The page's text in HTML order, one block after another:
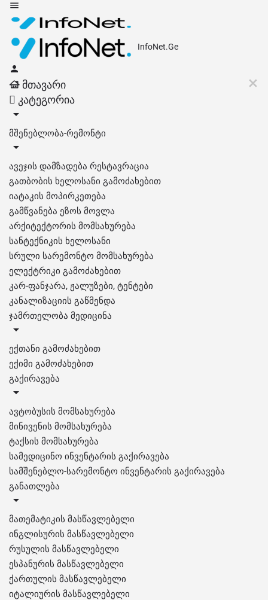
InfoNet.Ge
მთავარი
კატეგორია
მშენებლობა-რემონტი
ავეჯის დამზადება რესტავრაცია
გათბობის ხელოსანი გამოძახებით
იატაკის მოპირკეთება
გამწვანება ეზოს მოვლა
არქიტექტორის მომსახურება
სანტექნიკის ხელოსანი
სრული სარემონტო მომსახურება
ელექტრიკი გამოძახებით
კარ-ფანჯარა, ჟალუზები, ტენტები
კანალიზაციის გაწმენდა
ჯამრთელობა მედიცინა
ექთანი გამოძახებით
ექიმი გამოძახებით
გაქირავება
ავტობუსის მომსახურება
მინივენის მომსახურება
ტაქსის მომსახურება
სამედიცინო ინვენტარის გაქირავება
სამშენებლო-სარემონტო ინვენტარის გაქირავება
განათლება
მათემატიკის მასწავლებელი
ინგლისურის მასწავლებელი
რუსულის მასწავლებელი
ესპანურის მასწავლებელი
ქართულის მასწავლებელი
იტალიურის მასწავლებელი